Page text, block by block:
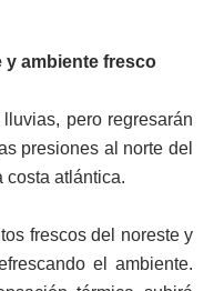
y ambiente fresco
pero regresarán
presiones al norte del
costa atlántica.
frescos del noreste y
el ambiente.